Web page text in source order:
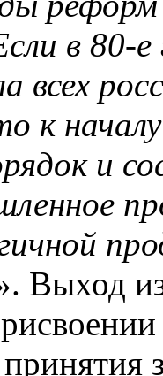
в 80-
всех
к
и
Выход